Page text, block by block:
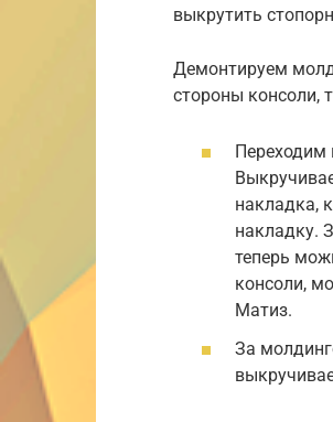
выкрутить
Демонтируем
стороны консоли,
накладка,
накладку.
теперь
консоли,
Матиз.
За